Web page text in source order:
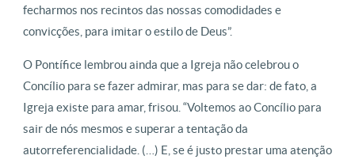
fecharmos nos recintos das nossas comodidades e
convicções, para imitar o estilo de Deus”.
O Pontífice lembrou ainda que a Igreja não celebrou o
Concílio para se fazer admirar, mas para se dar: de fato, a
Igreja existe para amar, frisou. “Voltemos ao Concílio para
sair de nós mesmos e superar a tentação da
autorreferencialidade. (…) E, se é justo prestar uma atenção